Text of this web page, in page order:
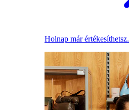
Holnap már értékesíthetsz.